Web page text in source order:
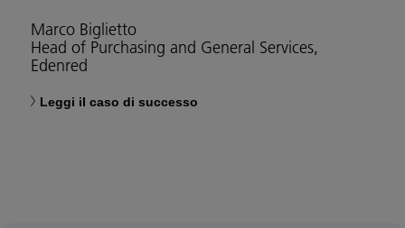
Marco Biglietto
Head of Purchasing and General Services,
Edenred
Leggi il caso di successo